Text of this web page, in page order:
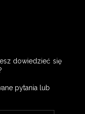
dowiedzieć się
pytania lub